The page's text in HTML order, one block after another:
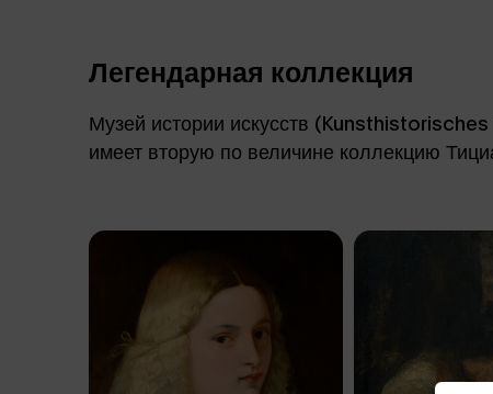
Легендарная коллекция
Музей истории искусств
имеет вторую по величине коллекцию